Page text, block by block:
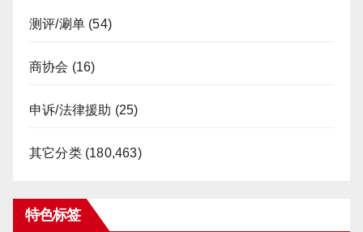
测评/涮单 (54)
商协会 (16)
申诉/法律援助 (25)
其它分类(180,463)
特色标签